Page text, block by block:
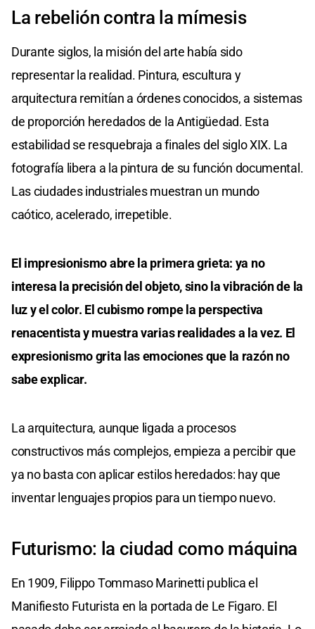
La rebelión contra la mímesis
Durante siglos, la misión del arte había sido
representar la realidad. Pintura, escultura y
arquitectura remitían a órdenes conocidos, a sistemas
de proporción heredados de la Antigüedad. Esta
estabilidad se resquebraja a finales del siglo XIX. La
fotografía libera a la pintura de su función documental.
Las ciudades industriales muestran un mundo
caótico, acelerado, irrepetible.
El impresionismo abre la primera grieta: ya no
interesa la precisión del objeto, sino la vibración de la
luz y el color. El cubismo rompe la perspectiva
renacentista y muestra varias realidades a la vez. El
expresionismo grita las emociones que la razón no
sabe explicar.
La arquitectura, aunque ligada a procesos
constructivos más complejos, empieza a percibir que
ya no basta con aplicar estilos heredados: hay que
inventar lenguajes propios para un tiempo nuevo.
Futurismo: la ciudad como máquina
En 1909, Filippo Tommaso Marinetti publica el
Manifiesto Futurista en la portada de Le Figaro. El